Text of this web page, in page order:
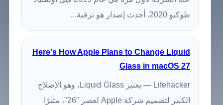
طوكيو 2020. أحدث إصدار هو ترقية...
Here's How Apple Plans to Change Liquid
Glass in macOS 27
Lifehacker — يعتبر Liquid Glass، وهو الإصلاح
الكبير لتصميم شركة Apple لعصر "26"، مثيرًا